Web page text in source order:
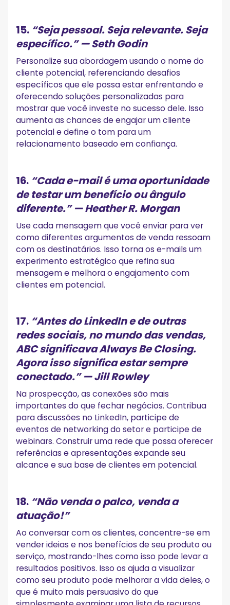
15. “Seja pessoal. Seja relevante. Seja
específico.”— Seth Godin
Personalize sua abordagem usando o nome do
cliente potencial, referenciando desafios
específicos que ele possa estar enfrentando e
oferecendo soluções personalizadas para
mostrar que você investe no sucesso dele. Isso
aumenta as chances de engajar um cliente
potencial e define o tom para um
relacionamento baseado em confiança.
16. “Cada e-mail é uma oportunidade
de testar um benefício ou ângulo
diferente.”— Heather R. Morgan
Use cada mensagem que você enviar para ver
como diferentes argumentos de venda ressoam
com os destinatários. Isso torna os e-mails um
experimento estratégico que refina sua
mensagem e melhora o engajamento com
clientes em potencial.
17. “Antes do LinkedIn e de outras
redes sociais, no mundo das vendas,
ABC significava Always Be Closing.
Agora isso significa estar sempre
conectado.”— Jill Rowley
Na prospecção, as conexões são mais
importantes do que fechar negócios. Contribua
para discussões no LinkedIn, participe de
eventos de networking do setor e participe de
webinars. Construir uma rede que possa oferecer
referências e apresentações expande seu
alcance e sua base de clientes em potencial.
18. “Não venda o palco, venda a
atuação!”
Ao conversar com os clientes, concentre-se em
vender ideias e nos benefícios de seu produto ou
serviço, mostrando-lhes como isso pode levar a
resultados positivos. Isso os ajuda a visualizar
como seu produto pode melhorar a vida deles, o
que é muito mais persuasivo do que